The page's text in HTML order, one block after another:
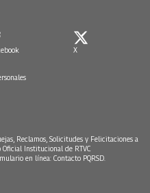
X
Reclamos, Solicitudes y Felicitaciones a
Institucional de RTVC
en línea: Contacto PQRSD.